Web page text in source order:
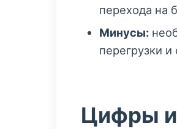
перехода на
Минусы:
перегрузки
Цифры